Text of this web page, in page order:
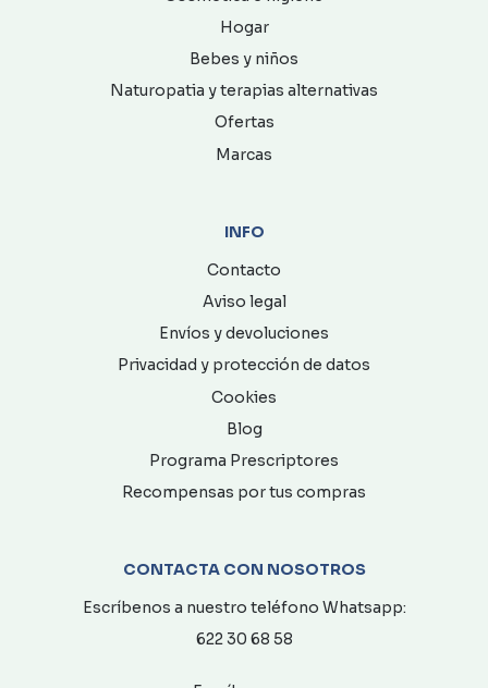
Hogar
Bebes y niños
Naturopatia y terapias alternativas
Ofertas
Marcas
INFO
Contacto
Aviso legal
Envíos y devoluciones
Privacidad y protección de datos
Cookies
Blog
Programa Prescriptores
Recompensas por tus compras
CONTACTA CON NOSOTROS
Escríbenos a nuestro teléfono Whatsapp:
622 30 68 58